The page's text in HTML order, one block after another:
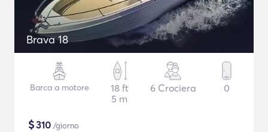
Brava 18
Barca a motore
18 ft
5 m
6 Crociera 0
$310 /giorno